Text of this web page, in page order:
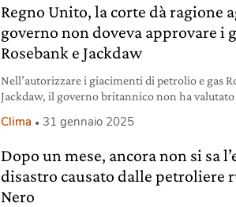
Regno Unito, la corte dà ragione
governo non doveva approvare i
Rosebank e Jackdaw
Nell’autorizzare i giacimenti di petrolio e gas
Jackdaw, il governo britannico non ha
Clima 31 gennaio 2025
Dopo un mese, ancora non si sa
disastro causato dalle petroliere
Nero